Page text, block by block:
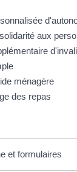
aux
ménagère
des repas
et formulaires